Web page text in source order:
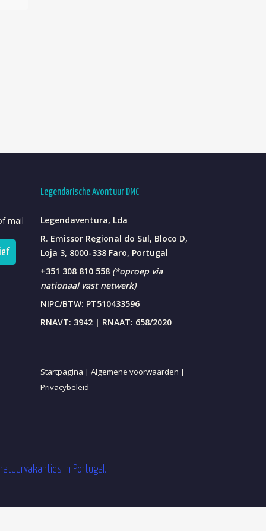
mail
Legendarische Avontuur DMC
Legendaventura, Lda
R. Emissor Regional do Sul, Bloco D,
Loja 3, 8000-338 Faro, Portugal
+351 308 810 558 (*oproep via
nationaal vast netwerk)
NIPC/BTW: PT510433596
RNAVT: 3942 | RNAAT: 658/2020
Startpagina | Algemene voorwaarden |
Privacybeleid
in Portugal.